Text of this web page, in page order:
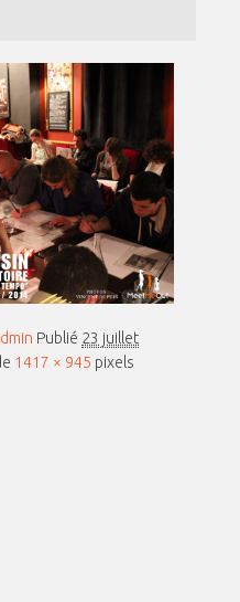
Publié 23 juillet
1417 × 945 pixels